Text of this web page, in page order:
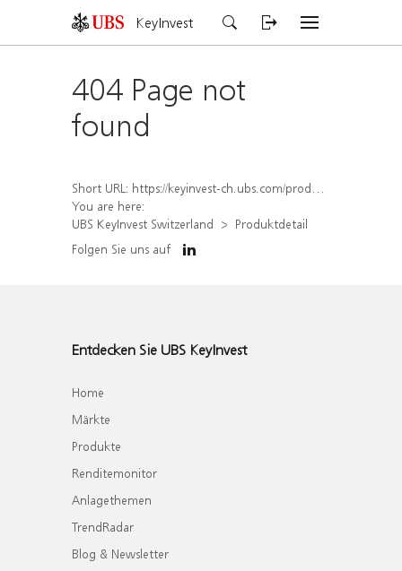
KeyInvest
404 Page not
found
Short URL: https://keyinvest-ch.ubs.com/produkt/detail/index/isin/CH1570364625
You are here:
UBS KeyInvest Switzerland
Produktdetail
Folgen Sie uns auf
Entdecken Sie UBS KeyInvest
Home
Märkte
Produkte
Renditemonitor
Anlagethemen
TrendRadar
Blog & Newsletter